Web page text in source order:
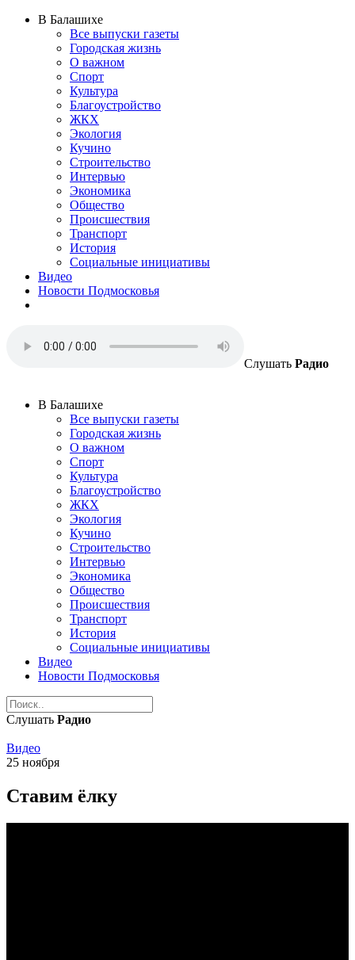
В Балашихе
Все выпуски газеты
Городская жизнь
О важном
Спорт
Культура
Благоустройство
ЖКХ
Экология
Кучино
Строительство
Интервью
Экономика
Общество
Происшествия
Транспорт
История
Социальные инициативы
Видео
Новости Подмосковья
Слушать Радио
В Балашихе
Все выпуски газеты
Городская жизнь
О важном
Спорт
Культура
Благоустройство
ЖКХ
Экология
Кучино
Строительство
Интервью
Экономика
Общество
Происшествия
Транспорт
История
Социальные инициативы
Видео
Новости Подмосковья
Слушать Радио
Видео
25 ноября
Ставим ёлку